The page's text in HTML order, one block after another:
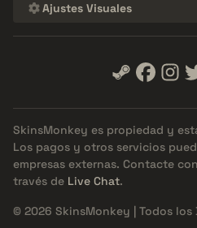
Ajustes Visuales
SkinsMonkey es propiedad y
Los pagos y otros servicios
empresas externas. Contacte
través de Live Chat.
© 2026 SkinsMonkey | Todos los